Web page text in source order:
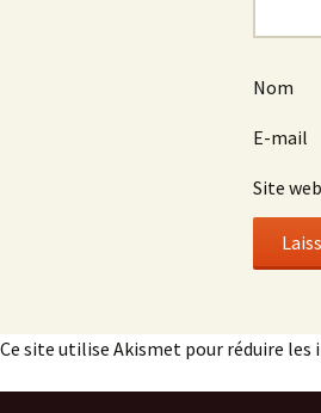
Nom
E-mail
Site web
Ce site utilise Akismet pour réduire les